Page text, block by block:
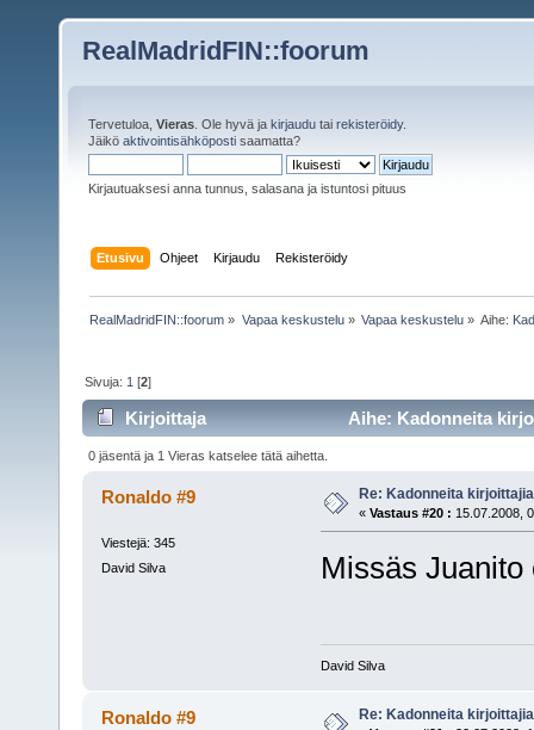
RealMadridFIN::foorum
Tervetuloa, Vieras . Ole hyvä ja kirjaudu tai rekisteröidy.
Jäikö aktivointisähköposti saamatta?
Kirjautuaksesi anna tunnus, salasana ja istuntosi pituus
Etusivu Ohjeet Kirjaudu Rekisteröidy
RealMadridFIN::foorum » Vapaa keskustelu» Vapaa keskustelu» Aihe:
Sivuja: 1 [2]
Kirjoittaja Aihe: Kadonneita
0 jäsentä ja 1 Vieras katselee tätä aihetta.
Ronaldo #9
Viestejä: 345
David Silva
Re: Kadonneita kirjoittajia
« Vastaus #20 : 15.07.2008,
Missäs Juanito
David Silva
Ronaldo #9 Re: Kadonneita kirjoittajia